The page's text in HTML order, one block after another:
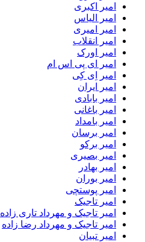
امیر اکبری
امیر الیاس
امیر امیری
امیر انقلاب
امیر اورک
امیر ای پی اس ام
امیر اِی کِی
امیر ایران
امیر بابادی
امیر باغانی
امیر بامداد
امیر برسان
امیر برکو
امیر بصیری
امیر بهادر
امیر بوران
امیر پوستچی
امیر تاجیک
امیر تاجیک و مهرداد تاری زاده
امیر تاجیک و مهرداد رضا زاده
امیر تبیان